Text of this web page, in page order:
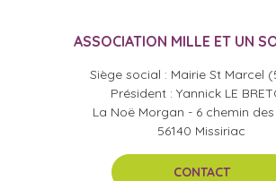
ASSOCIATION MILLE ET UN
Siège social : Mairie St Marcel
Président : Yannick LE
La Noë Morgan - 6 chemin
56140 Missiriac
CONTACT